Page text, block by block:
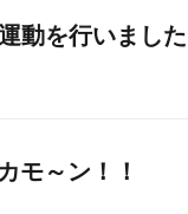
動を行いました
モ～ン！！